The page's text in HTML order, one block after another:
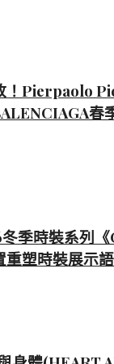
！Pierpaolo
春
季時裝系列
重塑時裝展示